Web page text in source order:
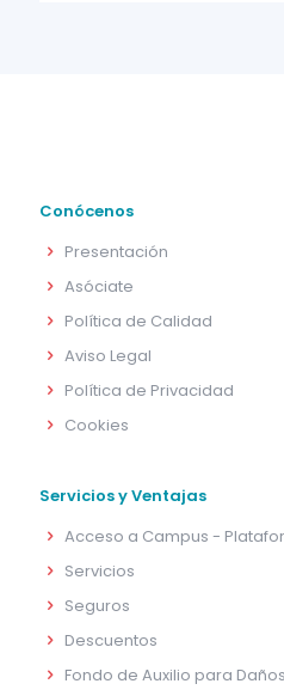
Conócenos
Presentación
Asóciate
Política de Calidad
Aviso Legal
Política de Privacidad
Cookies
Servicios y Ventajas
Acceso a Campus -
Servicios
Seguros
Descuentos
Fondo de Auxilio para